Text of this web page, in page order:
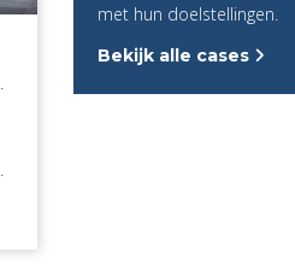
met hun doelstellingen.
Bekijk alle cases